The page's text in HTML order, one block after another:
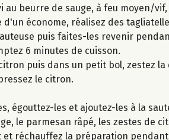
au beurre de sauge, à feu moyen/
d'un économe, réalisez des
puis faites-les revenir
6 minutes de cuisson.
puis dans un petit bol, zestez
le citron.
égouttez-les et ajoutez-les à la
le parmesan râpé, les zestes de
et réchauffez la préparation